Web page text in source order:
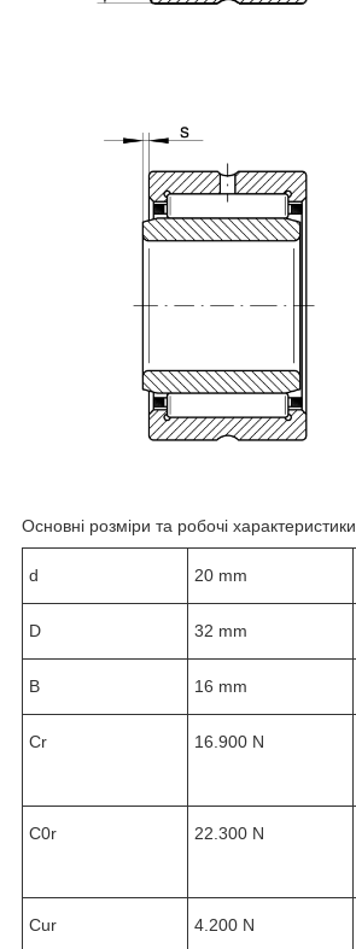
Основні розміри та робочі характеристики
d 20 mm
D 32 mm
B 16 mm
Cr 16.900 N
C0r 22.300 N
Cur 4.200 N